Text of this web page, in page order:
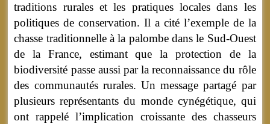
traditions rurales et les pratiques locales dans les
politiques de conservation. Il a cité l’exemple de la
chasse traditionnelle à la palombe dans le Sud-Ouest
de la France, estimant que la protection de la
biodiversité passe aussi par la reconnaissance du rôle
des communautés rurales. Un message partagé par
plusieurs représentants du monde cynégétique, qui
ont rappelé l’implication croissante des chasseurs